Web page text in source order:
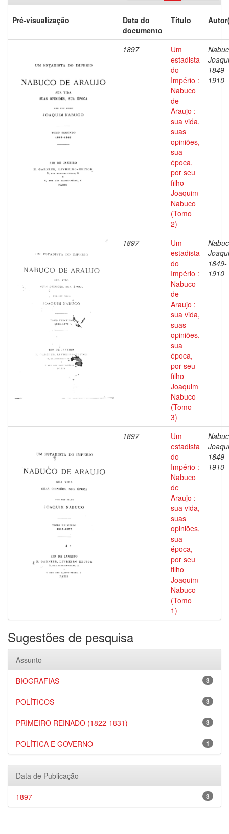
Pré-visualização
Data do
documento
Título
1897
Um
estadista
do
Império :
Nabuco
de
Araujo :
sua vida,
suas
opiniões,
sua
época,
por seu
filho
Joaquim
Nabuco
(Tomo
2)
1849-
1910
1897
Um
estadista
do
Império :
Nabuco
de
Araujo :
sua vida,
suas
opiniões,
sua
época,
por seu
filho
Joaquim
Nabuco
(Tomo
3)
1849-
1910
1897
Um
estadista
do
Império :
Nabuco
de
Araujo :
sua vida,
suas
opiniões,
sua
época,
por seu
filho
Joaquim
Nabuco
(Tomo
1)
1849-
1910
Sugestões de pesquisa
Assunto
3
BIOGRAFIAS
3
POLÍTICOS
3
PRIMEIRO REINADO (1822-1831)
1
POLÍTICA E GOVERNO
Data de Publicação
3
1897